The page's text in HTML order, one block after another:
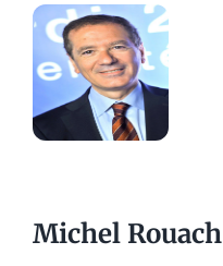
Michel Rouach